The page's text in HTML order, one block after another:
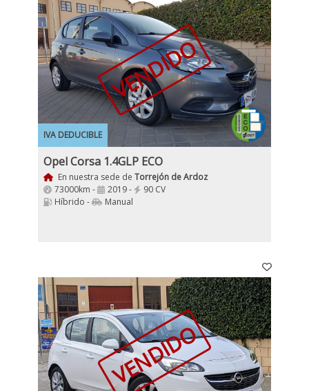
IVA DEDUCIBLE
VENDIDO
Opel Corsa 1.4GLP ECO
En nuestra sede de Torrejón de Ardoz
73000km -
2019 -
90 CV
Híbrido -
Manual
VENDIDO